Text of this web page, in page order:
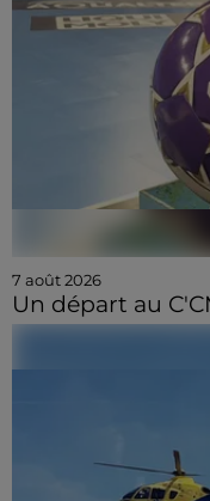
7 août 2026
Un départ au